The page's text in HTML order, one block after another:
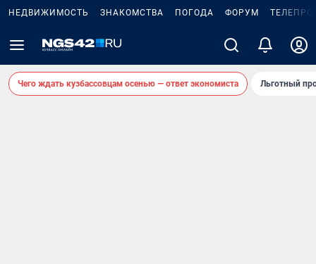
НЕДВИЖИМОСТЬ ЗНАКОМСТВА ПОГОДА ФОРУМ
Чего ждать кузбассовцам осенью — ответ экономиста Льготный